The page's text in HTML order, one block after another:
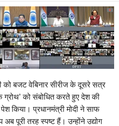
को बजट वेबिनार सीरीज के दूसरे सत्र
ग्रोथ’ को संबोधित करते हुए देश की
किया। प्रधानमंत्री मोदी ने साफ
पूरी तरह स्पष्ट हैं। उन्होंने उद्योग